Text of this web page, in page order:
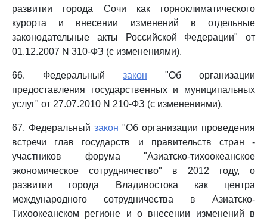
развитии города Сочи как горноклиматического
курорта и внесении изменений в отдельные
законодательные акты Российской Федерации" от
01.12.2007 N 310-ФЗ (с изменениями).
66. Федеральный закон "Об организации
предоставления государственных и муниципальных
услуг" от 27.07.2010 N 210-ФЗ (с изменениями).
67. Федеральный закон "Об организации проведения
встречи глав государств и правительств стран -
участников форума "Азиатско-тихоокеанское
экономическое сотрудничество" в 2012 году, о
развитии города Владивостока как центра
международного сотрудничества в Азиатско-
Тихоокеанском регионе и о внесении изменений в